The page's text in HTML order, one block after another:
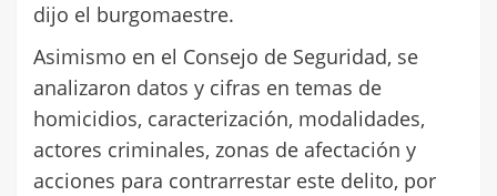
dijo el burgomaestre.
Asimismo en el Consejo de Seguridad, se
analizaron datos y cifras en temas de
homicidios, caracterización, modalidades,
actores criminales, zonas de afectación y
acciones para contrarrestar este delito, por